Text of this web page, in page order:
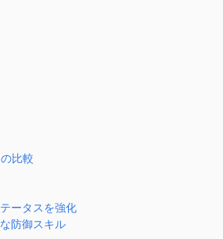
比較
ータスを強化
防御スキル